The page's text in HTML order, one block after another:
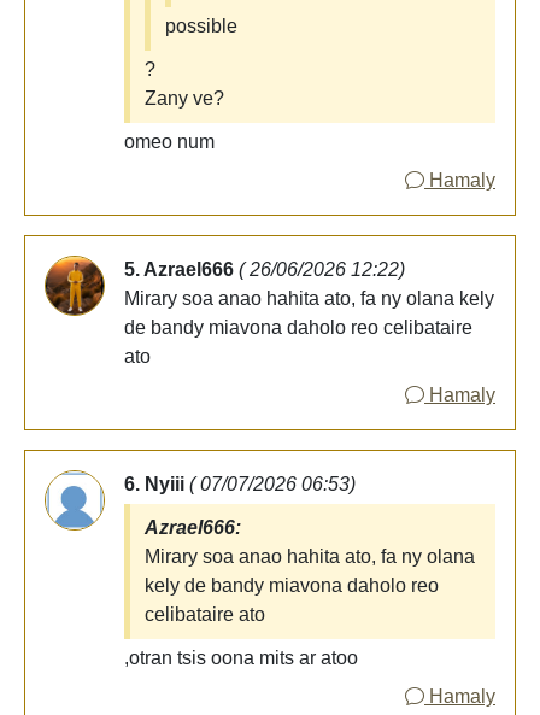
possible
?
Zany ve?
omeo num
Hamaly
5. Azrael666 ( 26/06/2026 12:22)
Mirary soa anao hahita ato, fa ny olana kely
de bandy miavona daholo reo celibataire
ato
Hamaly
6. Nyiii ( 07/07/2026 06:53)
Azrael666:
Mirary soa anao hahita ato, fa ny olana
kely de bandy miavona daholo reo
celibataire ato
,otran tsis oona mits ar atoo
Hamaly